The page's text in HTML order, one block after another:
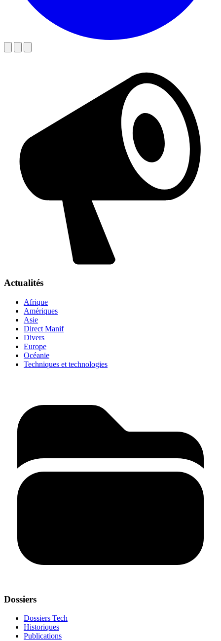
Actualités
Afrique
Amériques
Asie
Direct Manif
Divers
Europe
Océanie
Techniques et technologies
Dossiers
Dossiers Tech
Historiques
Publications